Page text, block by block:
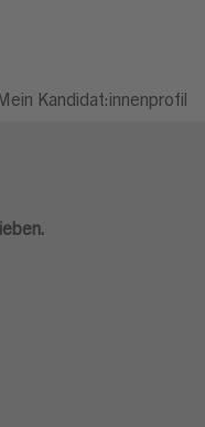
Kandidat:innenprofil